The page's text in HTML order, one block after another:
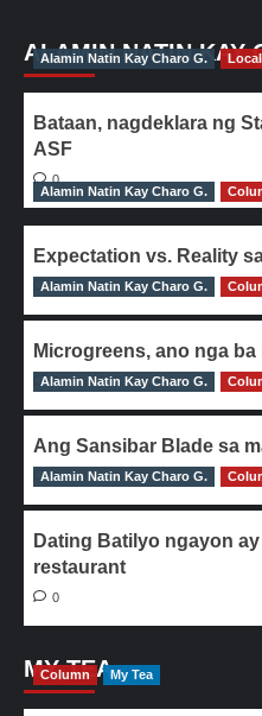
ALAMIN NATIN KAY
Alamin Natin Kay Charo G.
Bataan, nagdeklara ng
ASF
0
Alamin Natin Kay Charo G.
Expectation vs. Reality
0
Alamin Natin Kay Charo G.
Microgreens, ano nga ba
0
Alamin Natin Kay Charo G.
Ang Sansibar Blade sa
0
Alamin Natin Kay Charo G.
Dating Batilyo ngayon
restaurant
0
MY TEA
Column My Tea